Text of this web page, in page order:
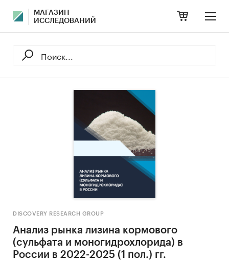
МАГАЗИН
ИССЛЕДОВАНИЙ
DISCOVERY RESEARCH GROUP
Анализ рынка лизина кормового
(сульфата и моногидрохлорида) в
России в 2022-2025 (1 пол.) гг.